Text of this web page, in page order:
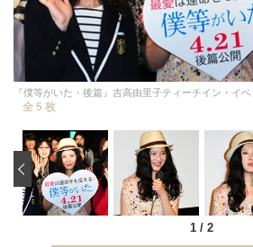
『僕等がいた・後篇』吉高由里子ティーチイン・イ
全 5 枚
1 / 2
‹